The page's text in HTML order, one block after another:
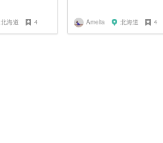
北海道 4 Amelia 北海道 4